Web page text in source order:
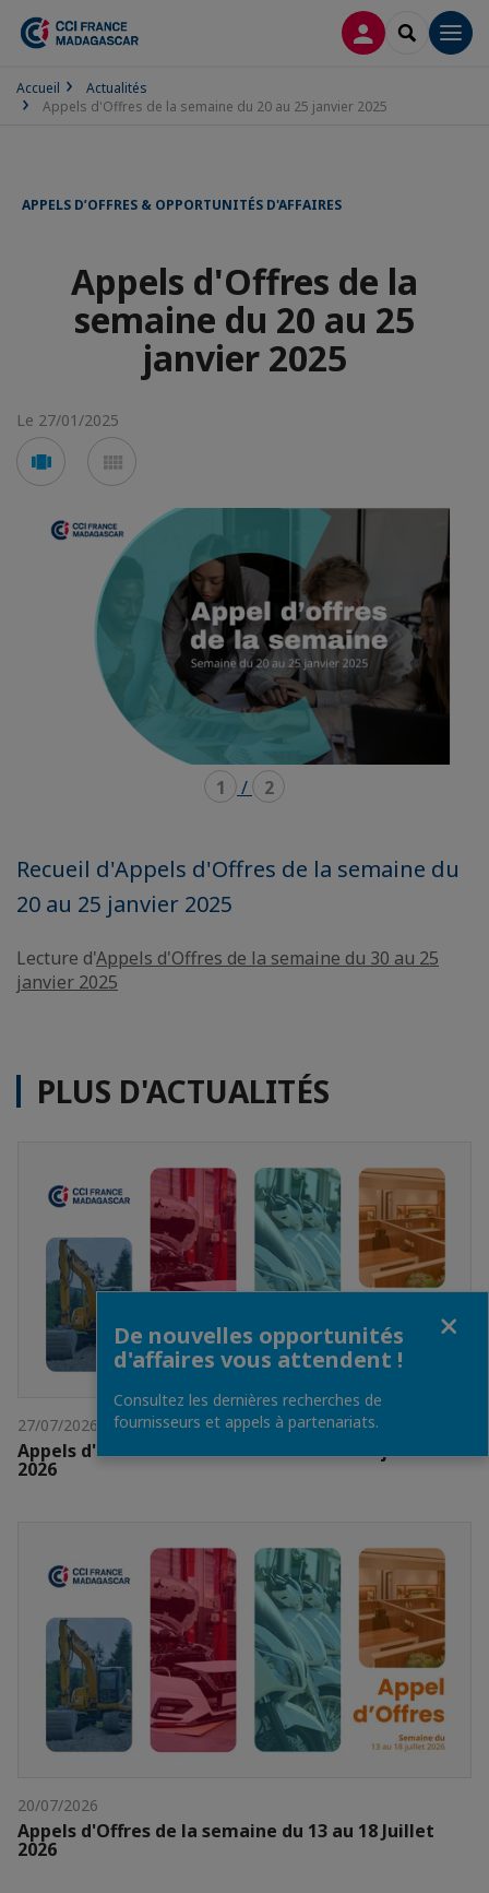
CONNEXION
Accueil
Actualités
Appels d'Offres de la semaine du 20 au 25 janvier 2025
APPELS D’OFFRES & OPPORTUNITÉS D'AFFAIRES
Appels d'Offres de la
semaine du 20 au 25
janvier 2025
Le 27/01/2025
Voir
en
carousel
en
mosaïque
1 / 2
Recueil d'Appels d'Offres de la semaine du
20 au 25 janvier 2025
Lecture d'Appels d'Offres de la semaine du 30 au 25
janvier 2025
PLUS D'ACTUALITÉS
27/07/2026
Appels d'Offres de la semaine du 20 au 25 juillet
2026
20/07/2026
Appels d'Offres de la semaine du 13 au 18 Juillet
2026
De nouvelles opportunités
d'affaires vous attendent !
Consultez les dernières recherches de
fournisseurs et appels à partenariats.